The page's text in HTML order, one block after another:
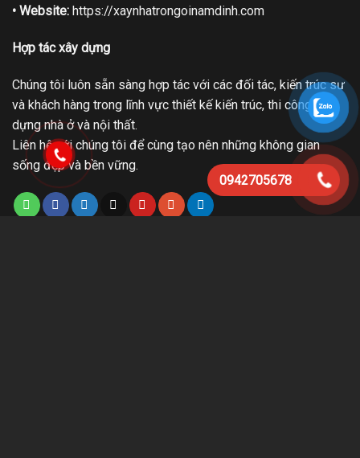
• Website: https://xaynhatrongoinamdinh.com
Hợp tác xây dựng
Chúng tôi luôn sẵn sàng hợp tác với các đối tác, kiến trúc sư
và khách hàng trong lĩnh vực thiết kế kiến trúc, thi công xây
dựng nhà ở và nội thất.
Liên hệ với chúng tôi để cùng tạo nên những không gian
sống đẹp và bền vững.
0942705678